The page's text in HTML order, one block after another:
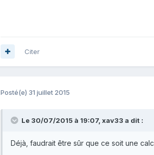
Citer
Posté(e) 31 juillet 2015
Le 30/07/2015 à 19:07, xav33 a dit :
Déjà, faudrait être sûr que ce soit une